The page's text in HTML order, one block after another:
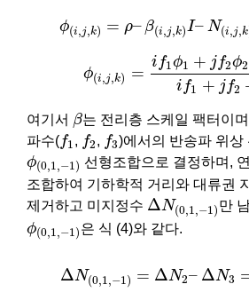
ϕ(i,j,k) = ρ– β(i,j,k)I– N(i,j,k
(2) β )I N(
ϕ(i,j,k) =
i f1ϕ1 + jf2ϕ2
i f1 + jf2
ϕ1+ jf ϕ +k 3
여기서 β
β는 전리층 스케일 팩터이
파수(f1
1, f2
f2, f3
f3 )에서의 반송파 위상
ϕ(0,1,−1)
ϕ( 0 1,− 1)
선형조합으로 결정하며,
조합하여 기하학적 거리와 대류권
제거하고 미지정수 ΔN(0,1,−1)
ΔN( , ,−1)
만
ϕ(0,1,−1)
ϕ 1)
은 식 (4)와 같다.
ΔN(0,1,−1) = ΔN2– ΔN3